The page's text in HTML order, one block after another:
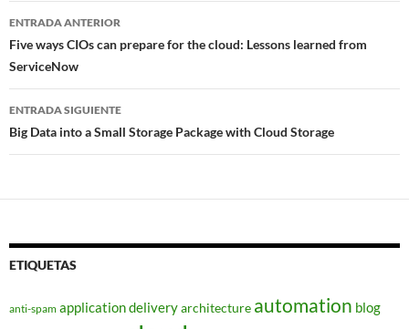
Navegador
de
entradas
ENTRADA ANTERIOR
Five ways CIOs can prepare for the cloud: Lessons learned from
ServiceNow
ENTRADA SIGUIENTE
Big Data into a Small Storage Package with Cloud Storage
ETIQUETAS
anti-spam application deliveryarchitecture automation blog